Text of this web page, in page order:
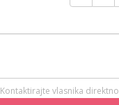
Kontaktirajte vlasnika direktno